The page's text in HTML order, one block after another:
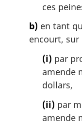
ces
b) en tant
encourt,
(i) par
amende
dollars,
(ii) par
amende